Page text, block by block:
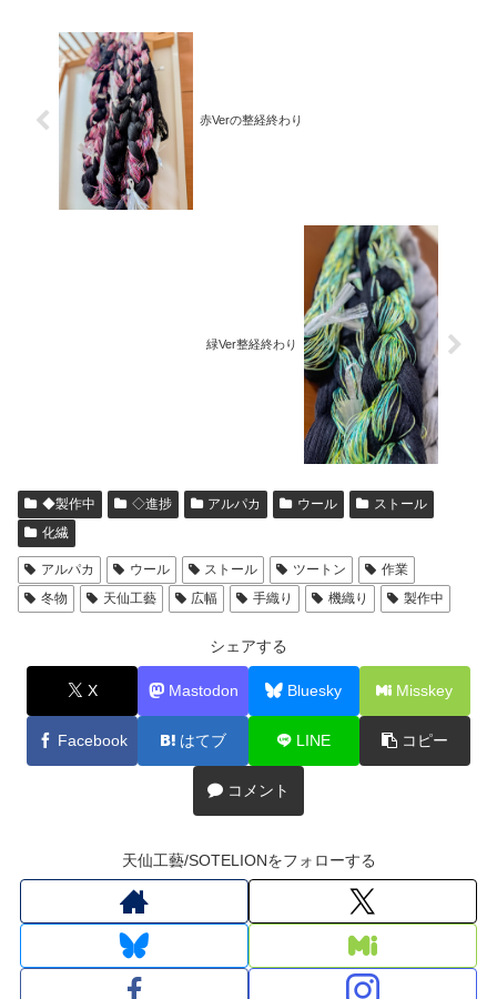
赤Verの整経終わり
緑Ver整経終わり
◆製作中 ◇進捗 アルパカ ウール
ストール
化繊
アルパカ ウール ストール ツートン
作業
冬物
天仙工藝 広幅 手織り 機織り 製作中
シェアする
X Mastodon Bluesky Misskey
Facebook はてブ LINE コピー
コメント
天仙工藝/SOTELIONをフォローする